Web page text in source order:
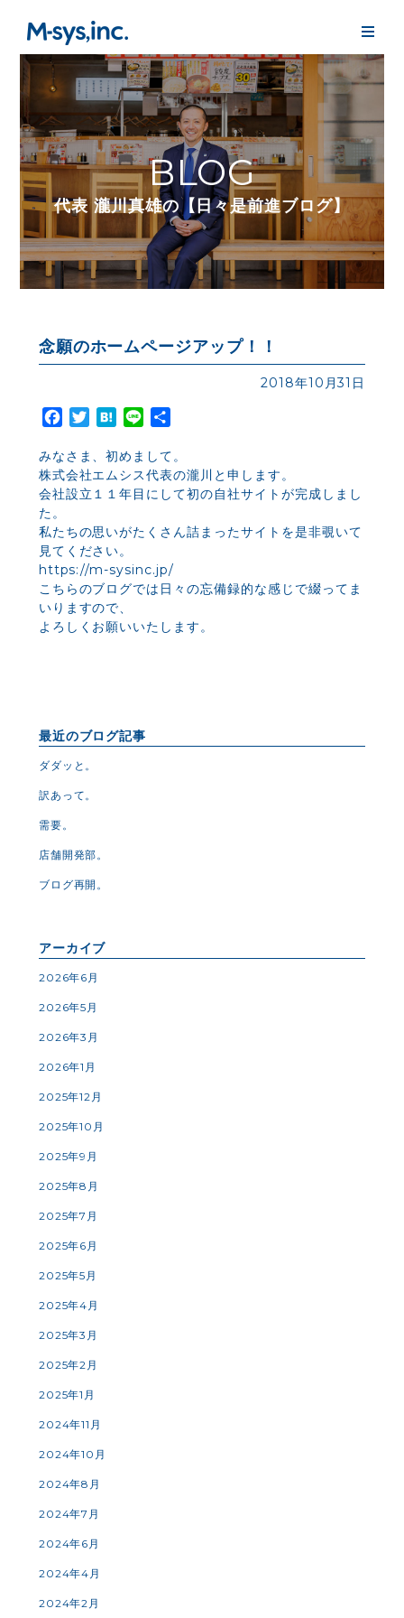
BLOG
代表 瀧川真雄の【日々是前進ブログ】
念願のホームページアップ！！
2018年10月31日
Facebook
TwitterHatena
Line
みなさま、初めまして。
株式会社エムシス代表の瀧川と申します。
会社設立１１年目にして初の自社サイトが完成しまし
た。
私たちの思いがたくさん詰まったサイトを是非覗いて
見てください。
https://m-sysinc.jp/
こちらのブログでは日々の忘備録的な感じで綴ってま
いりますので、
よろしくお願いいたします。
最近のブログ記事
ダダッと。
訳あって。
需要。
店舗開発部。
ブログ再開。
アーカイブ
2026年6月
2026年5月
2026年3月
2026年1月
2025年12月
2025年10月
2025年9月
2025年8月
2025年7月
2025年6月
2025年5月
2025年4月
2025年3月
2025年2月
2025年1月
2024年11月
2024年10月
2024年8月
2024年7月
2024年6月
2024年4月
2024年2月